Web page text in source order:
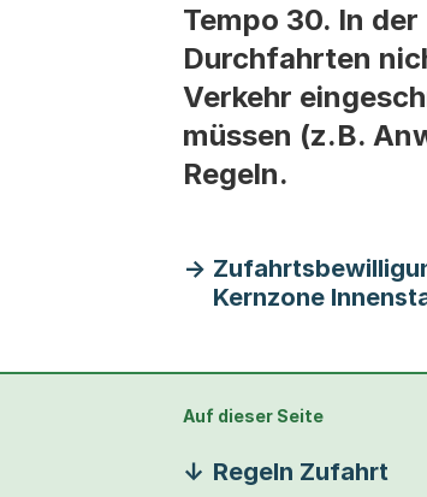
Tempo 30. In
Durchfahrten
Verkehr
müssen (z.B.
Regeln.
Kernzone
Auf dieser Seite
Regeln Zufahrt